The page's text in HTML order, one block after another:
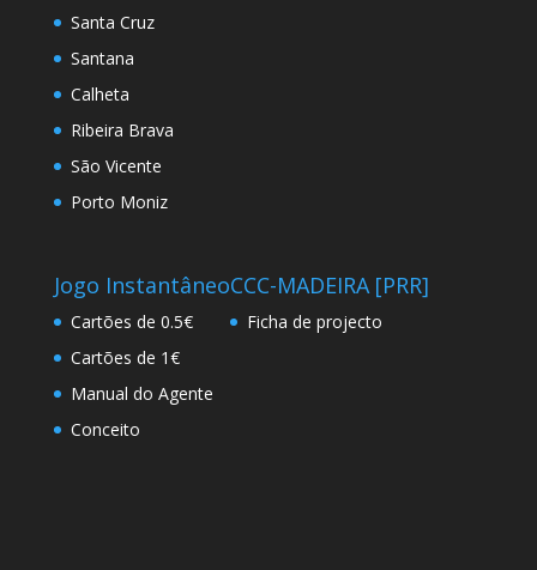
Santa Cruz
Santana
Calheta
Ribeira Brava
São Vicente
Porto Moniz
Jogo Instantâneo
Cartões de 0.5€
Cartões de 1€
Manual do Agente
Conceito
CCC-MADEIRA [PRR]
Ficha de projecto